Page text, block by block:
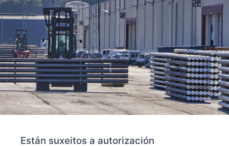
Están suxeitos a autorización